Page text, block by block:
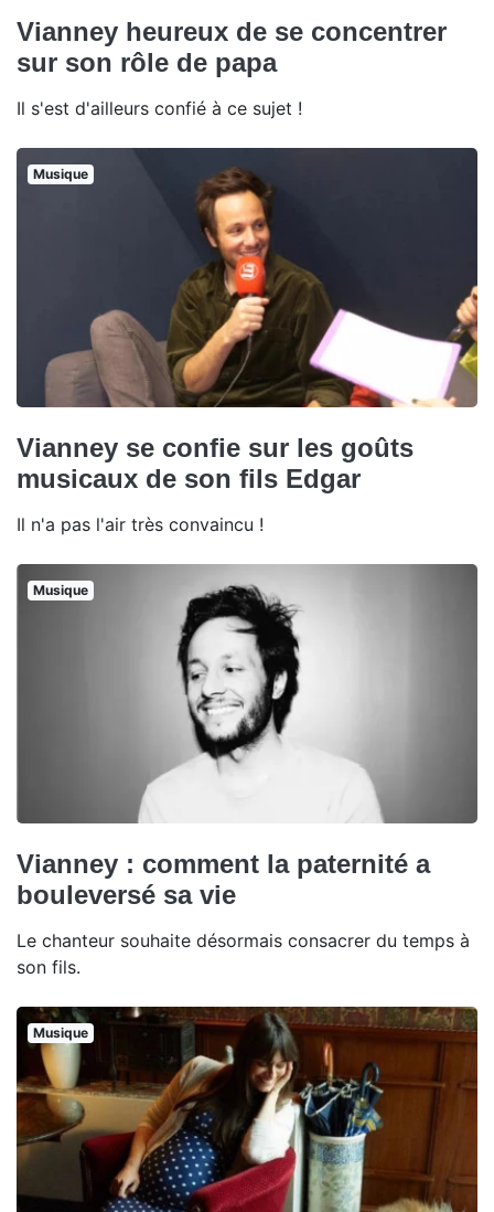
Vianney heureux de se concentrer
sur son rôle de papa
Il s'est d'ailleurs confié à ce sujet !
Musique
Vianney se confie sur les goûts
musicaux de son fils Edgar
Il n'a pas l'air très convaincu !
Musique
Vianney : comment la paternité a
bouleversé sa vie
Le chanteur souhaite désormais consacrer du temps à
son fils.
Musique